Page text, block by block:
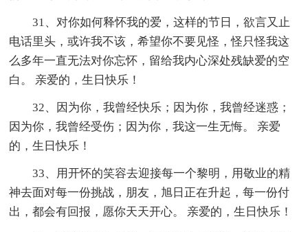
31、对你如何释怀我的爱，这样的节日，欲言又止
电话里头，或许我不该，希望你不要见怪，怪只怪我这
么多年一直无法对你忘怀，留给我内心深处残缺爱的空
白。 亲爱的，生日快乐！
32、因为你，我曾经快乐；因为你，我曾经迷惑；
因为你，我曾经受伤；因为你，我这一生无悔。 亲爱
的，生日快乐！
33、用开怀的笑容去迎接每一个黎明，用敬业的精
神去面对每一份挑战，朋友，旭日正在升起，每一份付
出，都会有回报，愿你天天开心。 亲爱的，生日快乐！